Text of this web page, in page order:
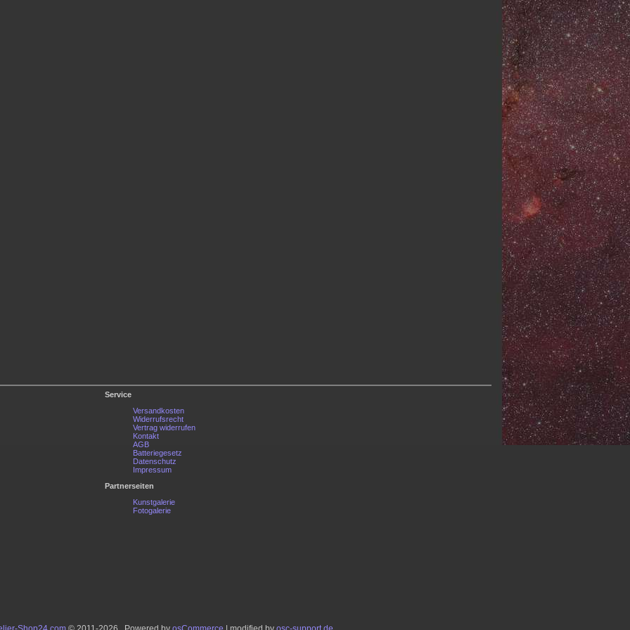
Service
Versandkosten
Widerrufsrecht
Vertrag widerrufen
Kontakt
AGB
Batteriegesetz
Datenschutz
Impressum
Partnerseiten
Kunstgalerie
Fotogalerie